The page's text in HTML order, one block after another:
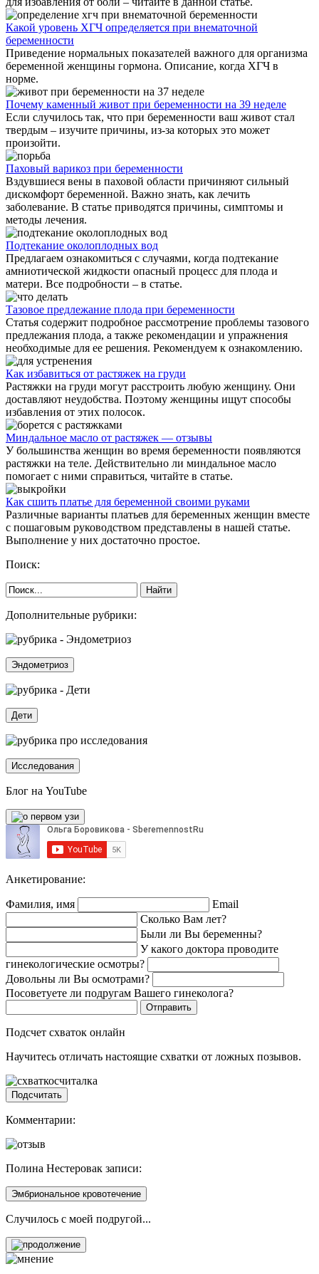
Какой уровень ХГЧ определяется при внематочной
беременности
Приведение нормальных показателей важного для организма
беременной женщины гормона. Описание, когда ХГЧ в
норме.
Почему каменный живот при беременности на 39 неделе
Если случилось так, что при беременности ваш живот стал
твердым – изучите причины, из-за которых это может
произойти.
Паховый варикоз при беременности
Вздувшиеся вены в паховой области причиняют сильный
дискомфорт беременной. Важно знать, как лечить
заболевание. В статье приводятся причины, симптомы и
методы лечения.
Подтекание околоплодных вод
Предлагаем ознакомиться с случаями, когда подтекание
амниотической жидкости опасный процесс для плода и
матери. Все подробности – в статье.
Тазовое предлежание плода при беременности
Статья содержит подробное рассмотрение проблемы тазового
предлежания плода, а также рекомендации и упражнения
необходимые для ее решения. Рекомендуем к ознакомлению.
Как избавиться от растяжек на груди
Растяжки на груди могут расстроить любую женщину. Они
доставляют неудобства. Поэтому женщины ищут способы
избавления от этих полосок.
Миндальное масло от растяжек — отзывы
У большинства женщин во время беременности появляются
растяжки на теле. Действительно ли миндальное масло
помогает с ними справиться, читайте в статье.
Как сшить платье для беременной своими руками
Различные варианты платьев для беременных женщин вместе
с пошаговым руководством представлены в нашей статье.
Выполнение у них достаточно простое.
Поиск:
Дополнительные рубрики:
Эндометриоз
Дети
Исследования
Блог на YouTube
Анкетирование:
Фамилия, имя
Email
Сколько Вам лет?
Были ли Вы беременны?
У какого доктора проводите
гинекологические осмотры?
Довольны ли Вы осмотрами?
Посоветуете ли подругам Вашего гинеколога?
Подсчет схваток онлайн
Научитесь отличать настоящие схватки от ложных позывов.
Подсчитать
Комментарии:
Полина Нестеровак записи:
Эмбриональное кровотечение
Случилось с моей подругой...